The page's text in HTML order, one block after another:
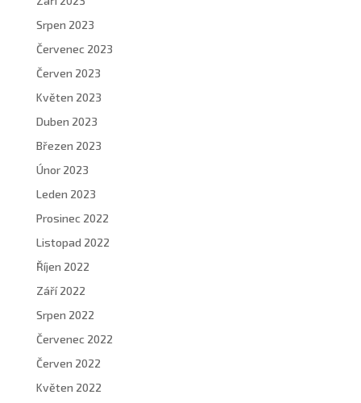
Srpen 2023
Červenec 2023
Červen 2023
Květen 2023
Duben 2023
Březen 2023
Únor 2023
Leden 2023
Prosinec 2022
Listopad 2022
Říjen 2022
Září 2022
Srpen 2022
Červenec 2022
Červen 2022
Květen 2022